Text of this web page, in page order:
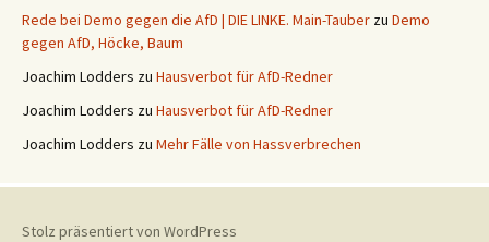
Rede bei Demo gegen die AfD | DIE LINKE. Main-Tauber zu Demo
gegen AfD, Höcke, Baum
Joachim Lodders zu Hausverbot für AfD-Redner
Joachim Lodders zu Hausverbot für AfD-Redner
Joachim Lodders zu Mehr Fälle von Hassverbrechen
Stolz präsentiert von WordPress